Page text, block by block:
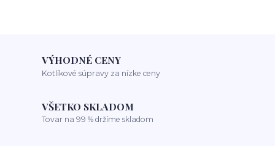
VÝHODNÉ CENY
Kotlíkové súpravy za nízke ceny
VŠETKO SKLADOM
Tovar na 99 % držíme skladom